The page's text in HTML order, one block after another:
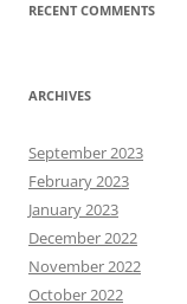
RECENT COMMENTS
ARCHIVES
September 2023
February 2023
January 2023
December 2022
November 2022
October 2022